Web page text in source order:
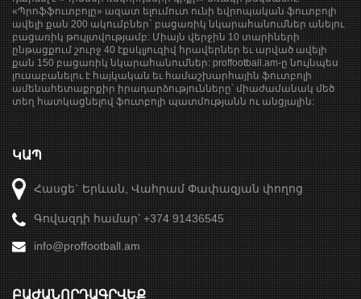
«Պրոֆֆուտբոլը» ազատ ելումուտ ունի եվրոպական ֆուտբոլի
ավելի քան 200 ակումբներ` բացառիկ նկարահանումներ անելու
բացառիկ թույլտվությամբ: Միայն վերջին 10 տարիների
ընթացքում շուրջ 40 էքսկլյուզիվ հրավերներ եւ արված ավելի
քան 150 բացառիկ նկարահանումներ: proffootball.am-ը նույնպես
լուսաբանելու է հայկական եւ համաշխարհային ֆուտբոլի
ամենահետաքրքիր իրադարձությունները՝ միաժամանակ մեծ
տեղ հատկացնելով ֆուտբոլի պատմությանն ու անցյալին:
ԿԱՊ
Հասցե` Երևան, Վահրամ Փափազյան փողոց
Գովազդի համար՝ +374 91436545
info@proffootball.am
ԲԱԺԱՆՈՐԴԱԳՐՎԵՔ